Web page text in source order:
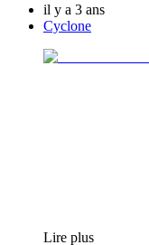
il y a 3 ans
Cyclone
Lire plus